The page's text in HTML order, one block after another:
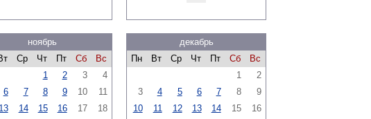
ноябрь
Ср Чт Пт Сб
Вс
1
2 3
4
6 7 8 9 10
11
13 14 15 16 17
18
декабрь
Пн
Вт Ср Чт Пт Сб
Вс
1
2
3
4 5 6 7 8
9
10
11 12 13 14 15
16